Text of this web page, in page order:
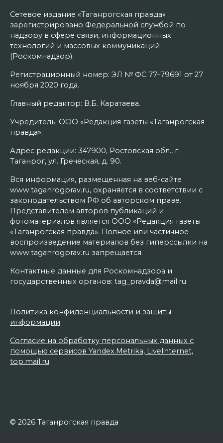
Сетевое издание «Таганрогская правда»
зарегистрировано Федеральной службой по
надзору в сфере связи, информационных
технологий и массовых коммуникаций
(Роскомнадзор).
Регистрационный номер: ЭЛ № ФС 77–79691 от 27
ноября 2020 года.
Главный редактор: В.Б. Каратаева.
Учредитель: ООО «Редакция газеты «Таганрогская
правда».
Адрес редакции: 347900, Ростовская обл., г.
Таганрог, ул. Греческая, д. 90.
Вся информация, размещенная на веб-сайте
www.taganrogprav.ru, охраняется в соответствии с
законодательством РФ об авторском праве.
Представителем авторов публикаций и
фотоматериалов является ООО «Редакция газеты
«Таганрогская правда». Полное или частичное
воспроизведение материалов без гиперссылки на
www.taganrogprav.ru запрещается.
Контактные данные для Роскомнадзора и
государственных органов: tag_pravda@mail.ru
Политика конфиденциальности и защиты
информации
Согласие на обработку персональных данных с
помощью сервисов Yandex.Metrika, LiveInternet,
top.mail.ru
© 2026 Таганрогская правда